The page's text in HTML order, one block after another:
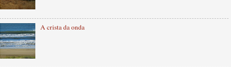
A crista da onda